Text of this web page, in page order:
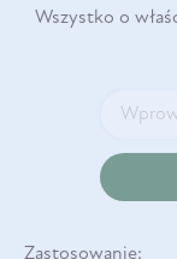
Wszystko o
Zastosowanie: